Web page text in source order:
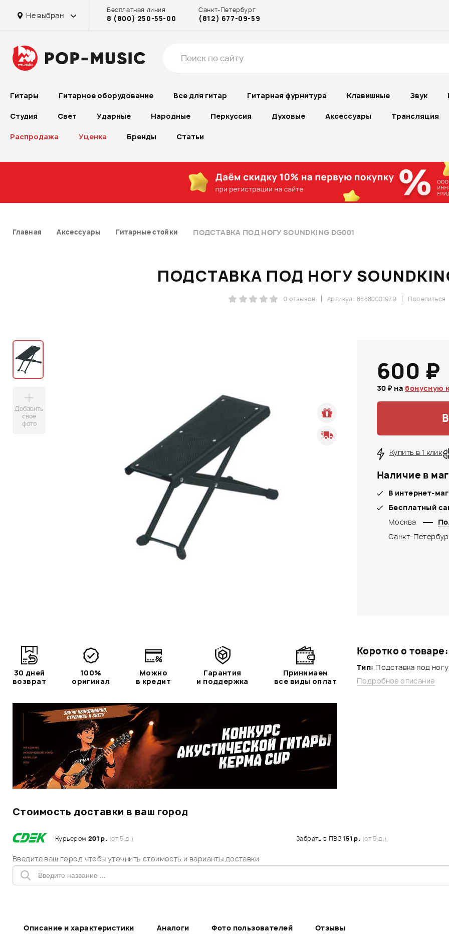
Не выбран
Бесплатная линия
8 (800) 250-55-00
Санкт-Петербург
(812) 677-09-59
Гитары Гитарное оборудование Все для гитар Гитарная фурнитура Клавишные Звук
Студия Свет Ударные Народные Перкуссия Духовые Аксессуары Трансляция
Распродажа Уценка Бренды Статьи
Главная Аксессуары Гитарные стойки ПОДСТАВКА ПОД НОГУ SOUNDKING DG001
ПОДСТАВКА ПОД НОГУ
Поделиться
Артикул: 88880001979
0 отзывов
Добавить
свое
фото
Коротко о товаре:
Тип: Подставка под
Подробное описание
600 ₽
30 ₽ набонусную
Купить в 1 клик
Наличие в
В интернет-
Бесплатный
Москва
Санкт-
30 дней
возврат
100%
оригинал
Можно
в кредит
Гарантия
и поддержка
Принимаем
все виды оплат
Стоимость доставки в ваш город
Курьером 201 р. (от 5 д.) Забрать в ПВЗ 151 р. (от 5 д.)
Введите ваш город чтобы уточнить стоимость и варианты доставки
Описание и характеристики Аналоги Фото пользователей Отзывы
на Достоевской
на Рубинштейна